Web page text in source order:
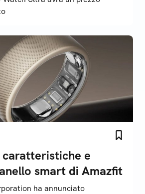
caratteristiche e
smart di Amazfit
ha annunciato